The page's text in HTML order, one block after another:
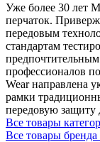
Уже более 30 лет
перчаток.
передовым
стандартам
профессионалов
Wear направлена
рамки
передовую защиту
Все товары
Все товары